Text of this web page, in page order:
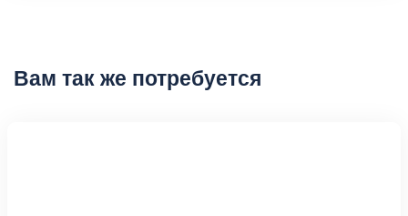
Вам так же потребуется